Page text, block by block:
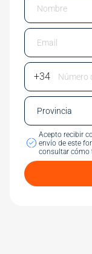
Email
Phone Number
Acepto recibir
envío de este
consultar cómo